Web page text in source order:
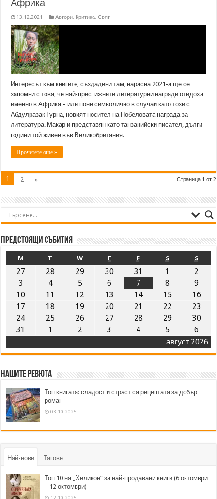
Африка
13.12.2021 Автори, Критика,Свят
Интересът към книгите, създадени там, нарасна 2021-а ще се
запомни с това, че най-престижните литературни награди отидоха
именно в Африка – или поне символично в случаи като този с
Абдулразак Гурна, новият носител на Нобеловата награда за
литература. Макар и представян като танзанийски писател, дълги
години той живее във Великобритания. …
Прочетете още »
Страница 1 от 2
1 2 »
Предстоящи събития
август 2026
M T W T F S S
27 28 29 30 31 1
2
3
4 5 6 7 8
9
10
11 12 13 14 15
16
17
18 19 20 21 22
23
24
25 26 27 28 29
30
31
1 2 3 4 5 6
Нашите ревюта
Топ книгата: сладост и страст са рецептата за добър
роман
03.10.2025
Най-нови Тагове
Топ 10 на „Хеликон” за най-продавани книги (6 октомври
– 12 октомври)
12.10.2025